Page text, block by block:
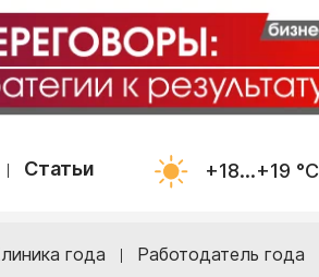
Статьи +18...+19 °С
года Работодатель года